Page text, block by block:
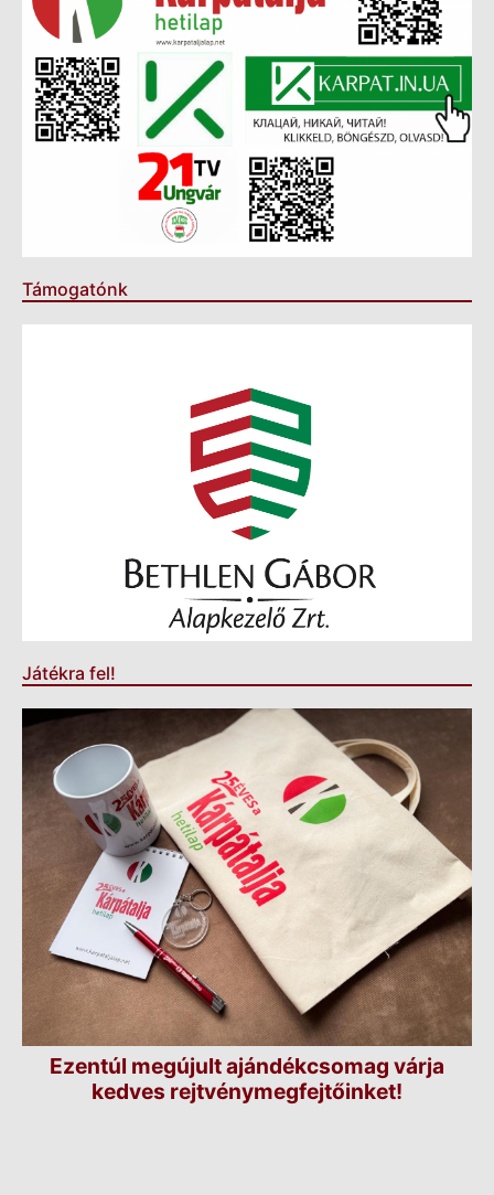
Támogatónk
Játékra fel!
Ezentúl megújult ajándékcsomag várja
kedves rejtvénymegfejtőinket!